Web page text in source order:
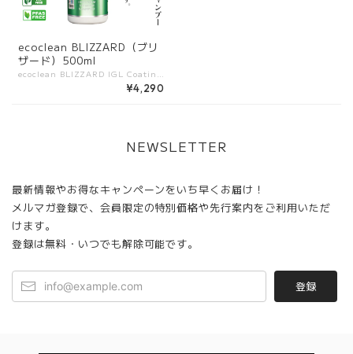
ecoclean BLIZZARD（ブリ
ザード）500ml
¥4,290
NEWSLETTER
最新情報やお得なキャンペーンをいち早くお届け！
メルマガ登録で、会員限定の特別価格や先行案内をご利用いただ
けます。
登録は無料・いつでも解除可能です。
登録